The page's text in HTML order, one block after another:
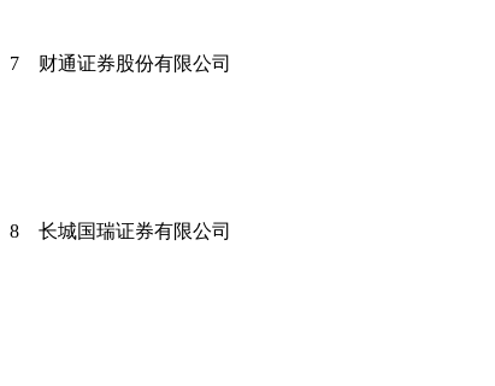
7 财通证券股份有限公司
8 长城国瑞证券有限公司